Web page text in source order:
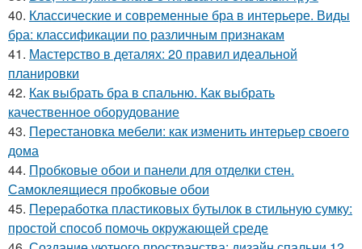
40. Классические и современные бра в интерьере. Виды
бра: классификации по различным признакам
41. Мастерство в деталях: 20 правил идеальной
планировки
42. Как выбрать бра в спальню. Как выбрать
качественное оборудование
43. Перестановка мебели: как изменить интерьер своего
дома
44. Пробковые обои и панели для отделки стен.
Самоклеящиеся пробковые обои
45. Переработка пластиковых бутылок в стильную сумку:
простой способ помочь окружающей среде